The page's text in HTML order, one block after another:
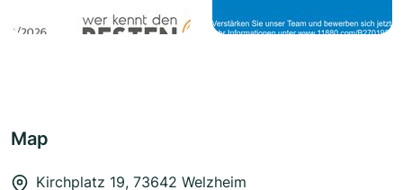
Map
Kirchplatz 19, 73642 Welzheim